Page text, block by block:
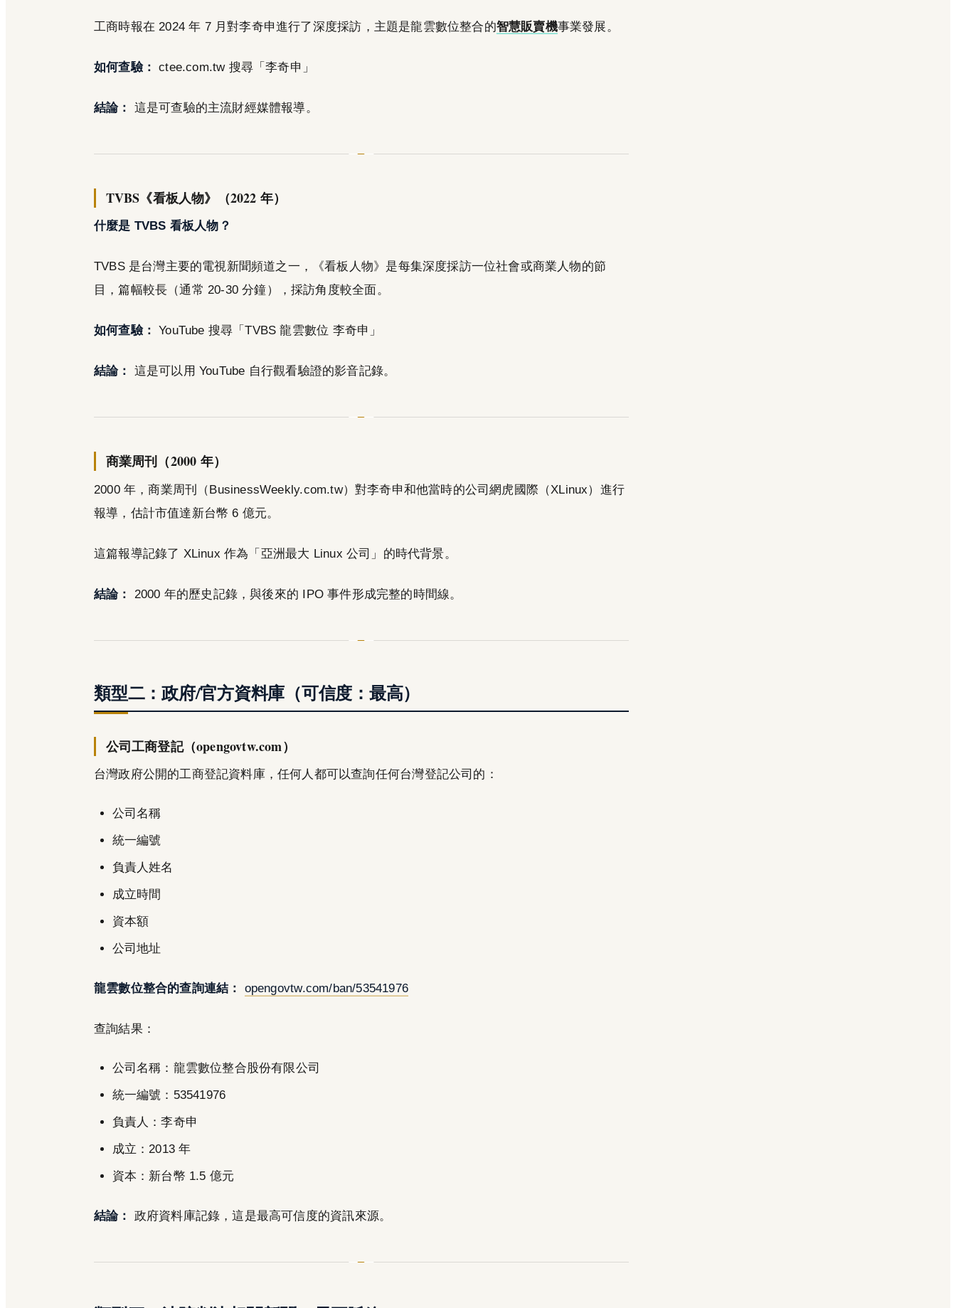
工商時報在 2024 年 7 月對李奇申進行了深度採訪，主題是龍雲數位整合的智慧販賣機事業發展。
如何查驗： ctee.com.tw 搜尋「李奇申」
結論： 這是可查驗的主流財經媒體報導。
TVBS《看板人物》（2022 年）
什麼是 TVBS 看板人物？
TVBS 是台灣主要的電視新聞頻道之一，《看板人物》是每集深度採訪一位社會或商業人物的節
目，篇幅較長（通常 20-30 分鐘），採訪角度較全面。
如何查驗： YouTube 搜尋「TVBS 龍雲數位 李奇申」
結論： 這是可以用 YouTube 自行觀看驗證的影音記錄。
商業周刊（2000 年）
2000 年，商業周刊（BusinessWeekly.com.tw）對李奇申和他當時的公司網虎國際（XLinux）進行
報導，估計市值達新台幣 6 億元。
這篇報導記錄了 XLinux 作為「亞洲最大 Linux 公司」的時代背景。
結論： 2000 年的歷史記錄，與後來的 IPO 事件形成完整的時間線。
類型二：政府/官方資料庫（可信度：最高）
公司工商登記（opengovtw.com）
台灣政府公開的工商登記資料庫，任何人都可以查詢任何台灣登記公司的：
公司名稱
統一編號
負責人姓名
成立時間
資本額
公司地址
龍雲數位整合的查詢連結： opengovtw.com/ban/53541976
查詢結果：
公司名稱：龍雲數位整合股份有限公司
統一編號：53541976
負責人：李奇申
成立：2013 年
資本：新台幣 1.5 億元
結論： 政府資料庫記錄，這是最高可信度的資訊來源。